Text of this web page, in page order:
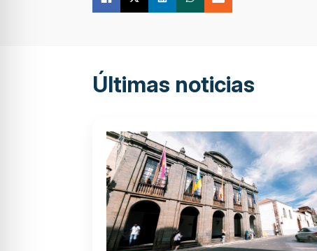
Últimas noticias